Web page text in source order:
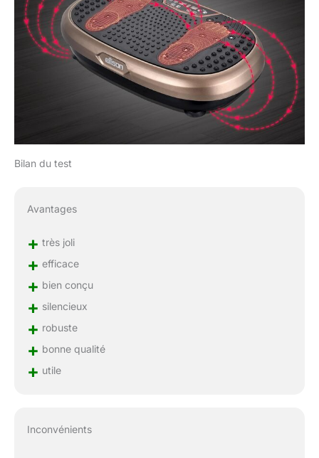
Bilan du test
Avantages
+ très joli
+ efficace
+ bien conçu
+ silencieux
+ robuste
+ bonne qualité
+ utile
Inconvénients